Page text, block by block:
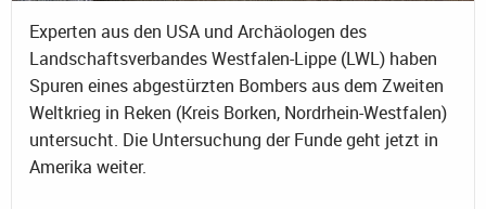
Experten aus den USA und Archäologen des
Landschaftsverbandes Westfalen-Lippe (LWL) haben
Spuren eines abgestürzten Bombers aus dem Zweiten
Weltkrieg in Reken (Kreis Borken, Nordrhein-Westfalen)
untersucht. Die Untersuchung der Funde geht jetzt in
Amerika weiter.